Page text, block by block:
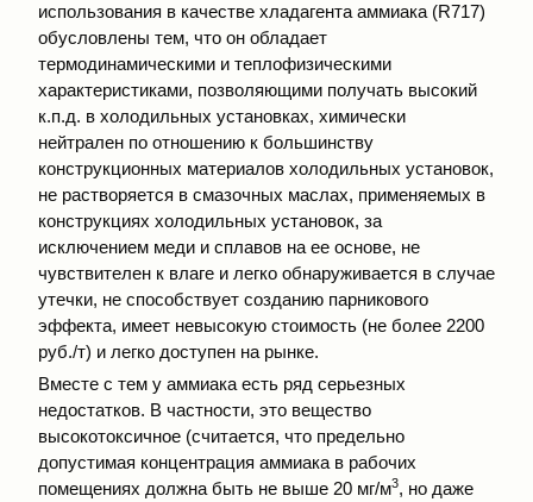
использования в качестве хладагента аммиака (R717)
обусловлены тем, что он обладает
термодинамическими и теплофизическими
характеристиками, позволяющими получать высокий
к.п.д. в холодильных установках, химически
нейтрален по отношению к большинству
конструкционных материалов холодильных установок,
не растворяется в смазочных маслах, применяемых в
конструкциях холодильных установок, за
исключением меди и сплавов на ее основе, не
чувствителен к влаге и легко обнаруживается в случае
утечки, не способствует созданию парникового
эффекта, имеет невысокую стоимость (не более 2200
руб./т) и легко доступен на рынке.
Вместе с тем у аммиака есть ряд серьезных
недостатков. В частности, это вещество
высокотоксичное (считается, что предельно
допустимая концентрация аммиака в рабочих
помещениях должна быть не выше 20 мг/м3, но даже